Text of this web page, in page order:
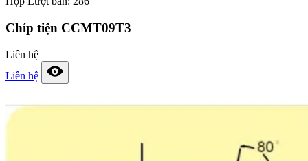
Chíp tiện CCMT09T3
Liên hệ
Liên hệ